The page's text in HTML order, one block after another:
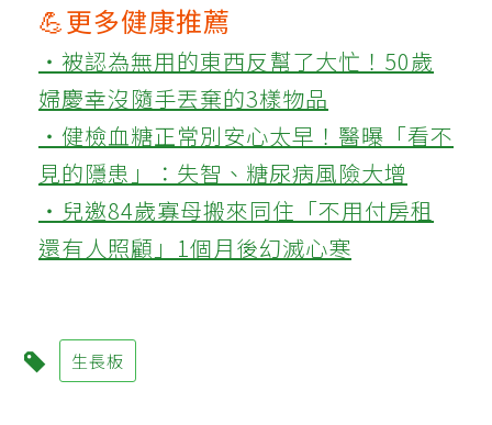
💪更多健康推薦
‧被認為無用的東西反幫了大忙！50歲
婦慶幸沒隨手丟棄的3樣物品
‧健檢血糖正常別安心太早！醫曝「看不
見的隱患」：失智、糖尿病風險大增
‧兒邀84歲寡母搬來同住「不用付房租
還有人照顧」1個月後幻滅心寒
生長板